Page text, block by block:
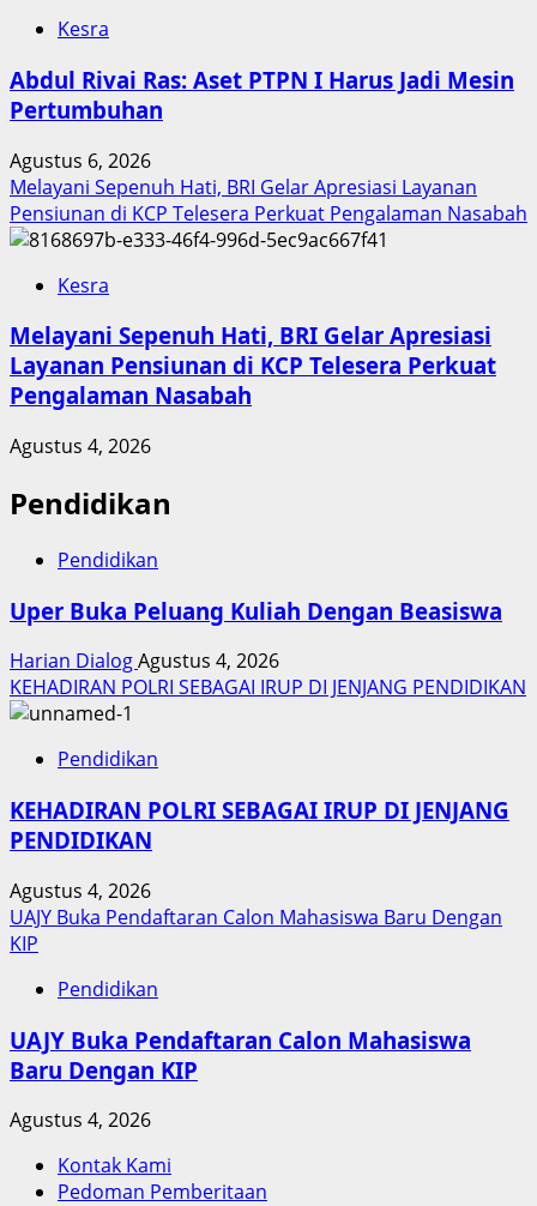
Kesra
Abdul Rivai Ras: Aset PTPN I Harus Jadi Mesin
Pertumbuhan
Agustus 6, 2026
Melayani Sepenuh Hati, BRI Gelar Apresiasi Layanan
Pensiunan di KCP Telesera Perkuat Pengalaman Nasabah
Kesra
Melayani Sepenuh Hati, BRI Gelar Apresiasi
Layanan Pensiunan di KCP Telesera Perkuat
Pengalaman Nasabah
Agustus 4, 2026
Pendidikan
Pendidikan
Uper Buka Peluang Kuliah Dengan Beasiswa
Harian DialogAgustus 4, 2026
KEHADIRAN POLRI SEBAGAI IRUP DI JENJANG PENDIDIKAN
Pendidikan
KEHADIRAN POLRI SEBAGAI IRUP DI JENJANG
PENDIDIKAN
Agustus 4, 2026
UAJY Buka Pendaftaran Calon Mahasiswa Baru Dengan
KIP
Pendidikan
UAJY Buka Pendaftaran Calon Mahasiswa
Baru Dengan KIP
Agustus 4, 2026
Kontak Kami
Pedoman Pemberitaan